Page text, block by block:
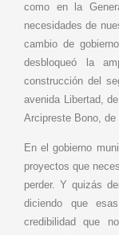
como en la
necesidades de
cambio de
desbloqueó la
construcción del
avenida Libertad,
Arcipreste Bono,
En el gobierno
proyectos que
perder. Y quizás
diciendo que
credibilidad que